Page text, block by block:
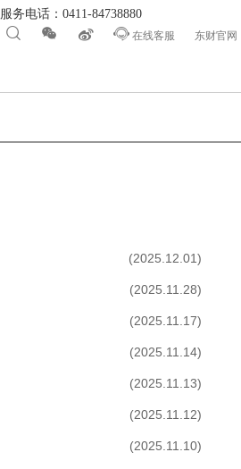
   在线客服 东财官网
服务电话：0411-84738880
(2025.12.01)
(2025.11.28)
(2025.11.17)
(2025.11.14)
(2025.11.13)
(2025.11.12)
(2025.11.10)